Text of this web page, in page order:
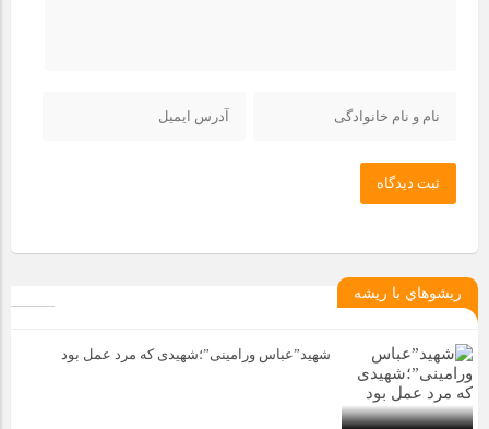
ثبت دیدگاه
ريشوهاي با ريشه
شهید”عباس ورامینی”؛شهیدی که مرد عمل بود